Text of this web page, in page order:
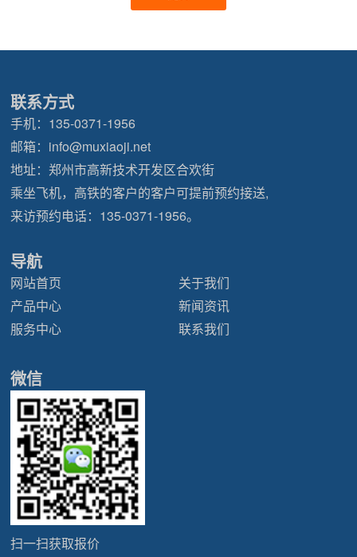
联系方式
手机： 135-0371-1956
邮箱： info@muxiaoji.net
地址：郑州市高新技术开发区合欢街
乘坐飞机，高铁的客户的客户可提前预约接送,
来访预约电话： 135-0371-1956。
导航
网站首页
关于我们
产品中心
新闻资讯
服务中心
联系我们
微信
扫一扫获取报价